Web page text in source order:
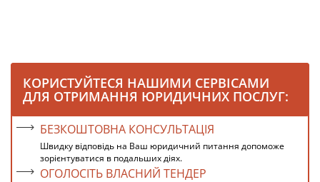
КОРИСТУЙТЕСЯ НАШИМИ СЕРВІСАМИ
ДЛЯ ОТРИМАННЯ ЮРИДИЧНИХ ПОСЛУГ:
БЕЗКОШТОВНА КОНСУЛЬТАЦІЯ
Швидку відповідь на Ваш юридичний питання допоможе
зорієнтуватися в подальших діях.
ОГОЛОСІТЬ ВЛАСНИЙ ТЕНДЕР